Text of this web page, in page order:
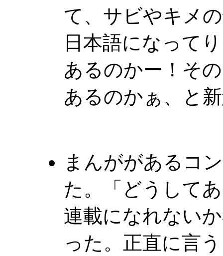
て、サビやキメ
日本語になって
あるのかー！そ
あるのかぁ、と
まんががあるコ
た。「どうして
連載になれない
った。正直に言